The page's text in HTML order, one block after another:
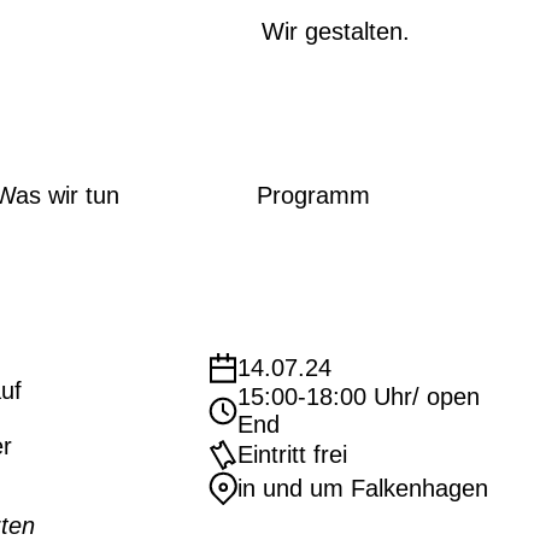
Wir gestalten.
wir tun Programm
14.07.24
15:00-18:00 Uhr/ open
End
Eintritt frei
in und um Falkenhagen